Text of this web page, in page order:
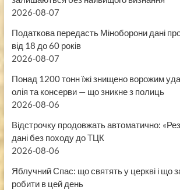
2026-08-07
Податкова передасть Міноборони дані про
від 18 до 60 років
2026-08-07
Понад 1200 тонн їжі знищено ворожим
олія та консерви — що зникне з полиць
2026-08-06
Відстрочку продовжать автоматично:
дані без походу до ТЦК
2026-08-06
Яблучний Спас: що святять у церкві і що
робити в цей день